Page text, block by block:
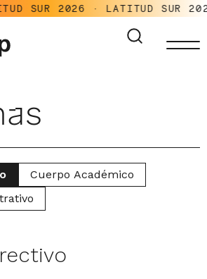
SUR 2026 · LATITUD SUR
Cuerpo Académico